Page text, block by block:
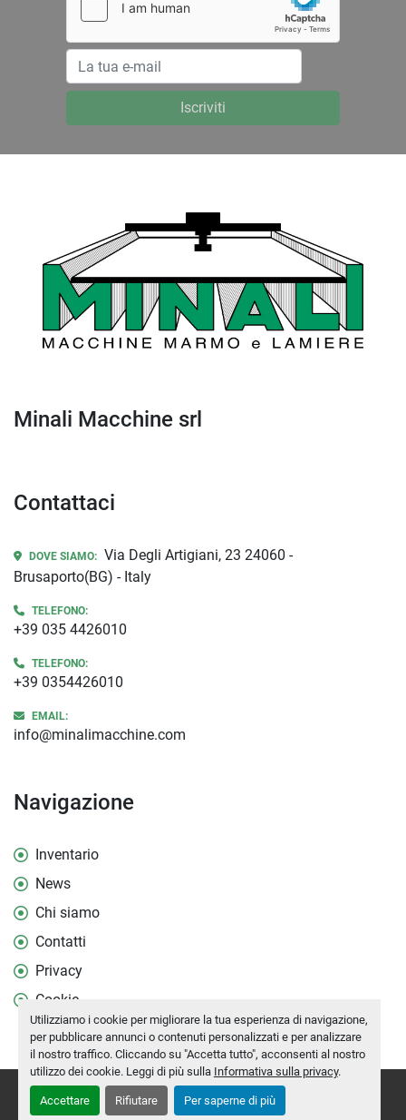
Utilizziamo i cookie per migliorare la tua esperienza di navigazione,
per pubblicare annunci o contenuti personalizzati e per analizzare
il nostro traffico. Cliccando su "Accetta tutto", acconsenti al nostro
utilizzo dei cookie. Leggi di più sulla Informativa sulla privacy.
Accettare Rifiutare Per saperne di più
Iscriviti
Minali Macchine srl
Contattaci
DOVE SIAMO: Via Degli Artigiani, 23 24060 -
Brusaporto(BG) - Italy
TELEFONO:
+39 035 4426010
TELEFONO:
+39 0354426010
EMAIL:
info@minalimacchine.com
Navigazione
Inventario
News
Chi siamo
Contatti
Privacy
Cookie
Personalizza le preferenze sui Cookies